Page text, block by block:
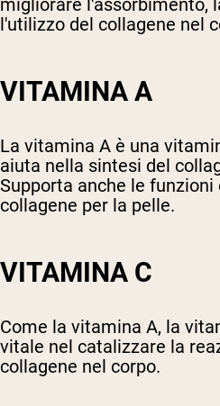
migliorare l'assorbimento,
l'utilizzo del collagene nel
VITAMINA A
La vitamina A è una
aiuta nella sintesi del
Supporta anche le funzioni
collagene per la pelle.
VITAMINA C
Come la vitamina A, la
vitale nel catalizzare la
collagene nel corpo.